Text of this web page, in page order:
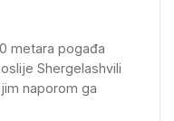
metara pogađa
Shergelashvili
naporom ga